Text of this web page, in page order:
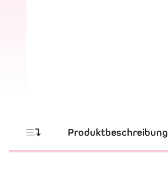
Produktbeschreibung